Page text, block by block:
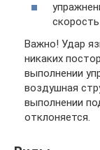
Важно! Удар
никаких
выполнении
воздушная
выполнении
отклоняется.